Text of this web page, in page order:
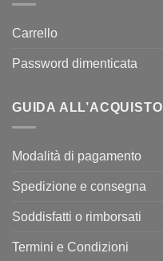
Carrello
Password dimenticata
GUIDA ALL’ACQUISTO
Modalità di pagamento
Spedizione e consegna
Soddisfatti o rimborsati
Termini e Condizioni